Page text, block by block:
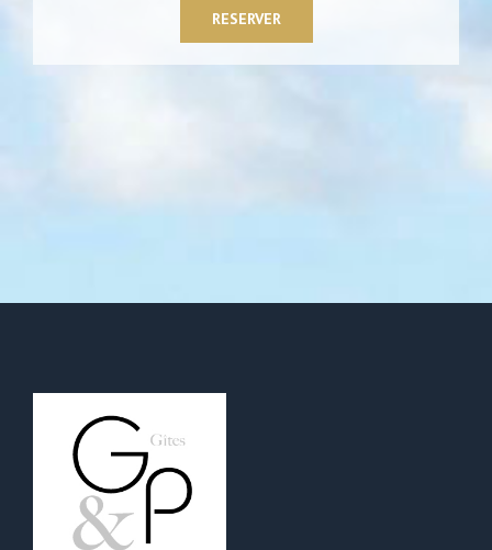
RESERVER